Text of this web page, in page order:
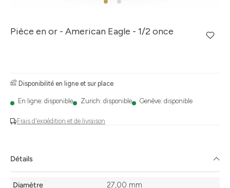
Pièce en or - American Eagle - 1/2 once
Frais d'expédition et de livraison
Disponibilité en ligne et sur place
En ligne: disponible Zurich: disponible Genève: disponible
Détails
Détails
Diamètre
27,00 mm